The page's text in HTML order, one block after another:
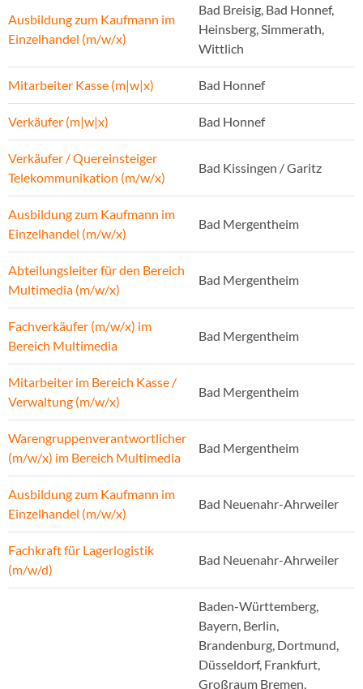
Ausbildung zum Kaufmann im
Einzelhandel (m/w/x)
Bad Breisig, Bad Honnef,
Heinsberg, Simmerath,
Wittlich
Mitarbeiter Kasse (m|w|x) Bad Honnef
Verkäufer (m|w|x) Bad Honnef
Verkäufer / Quereinsteiger
Telekommunikation (m/w/x)
Bad Kissingen / Garitz
Ausbildung zum Kaufmann im
Einzelhandel (m/w/x)
Bad Mergentheim
Abteilungsleiter für den Bereich
Multimedia (m/w/x)
Bad Mergentheim
Fachverkäufer (m/w/x) im
Bereich Multimedia
Bad Mergentheim
Mitarbeiter im Bereich Kasse /
Verwaltung (m/w/x)
Bad Mergentheim
Warengruppenverantwortlicher
(m/w/x) im Bereich Multimedia
Bad Mergentheim
Ausbildung zum Kaufmann im
Einzelhandel (m/w/x)
Bad Neuenahr-Ahrweiler
Fachkraft für Lagerlogistik
(m/w/d)
Bad Neuenahr-Ahrweiler
Baden-Württemberg,
Bayern, Berlin,
Brandenburg, Dortmund,
Düsseldorf, Frankfurt,
Großraum Bremen,